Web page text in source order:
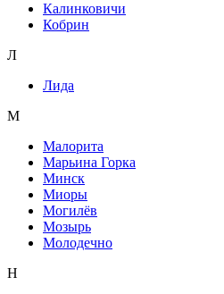
Калинковичи
Кобрин
Л
Лида
М
Малорита
Марьина Горка
Минск
Миоры
Могилёв
Мозырь
Молодечно
Н